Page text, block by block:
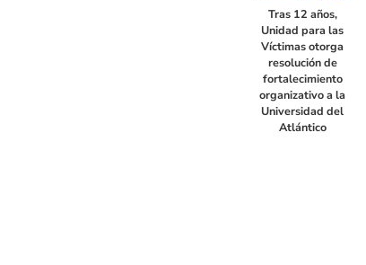
Tras 12 años,
Unidad para las
Víctimas otorga
resolución de
fortalecimiento
organizativo a la
Universidad del
Atlántico